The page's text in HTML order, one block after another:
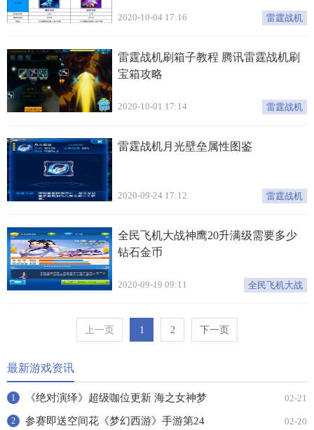
2020-10-04 17:16 雷霆战机
雷霆战机刷箱子教程 腾讯雷霆战机刷
宝箱攻略
2020-10-01 17:14 雷霆战机
雷霆战机月光壁垒属性图鉴
2020-09-24 17:12 雷霆战机
全民飞机大战神鹰20升满级需要多少
钻石金币
2020-09-19 09:11 全民飞机大战
上一页 1 2 下一页
最新游戏资讯
1 《绝对演绎》超级咖位更新 海之女神梦
幻时装免费拿！
02-21
2 参赛即送空间花《梦幻西游》手游第24 02-20